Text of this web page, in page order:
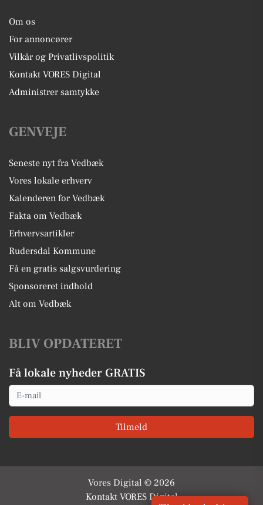
Om os
For annoncører
Vilkår og Privatlivspolitik
Kontakt VORES Digital
Administrer samtykke
GENVEJE
Seneste nyt fra Vedbæk
Vores lokale erhverv
Kalenderen for Vedbæk
Fakta om Vedbæk
Erhvervsartikler
Rudersdal Kommune
Få en gratis salgsvurdering
Sponsoreret indhold
Alt om Vedbæk
BLIV OPDATERET
Få lokale nyheder GRATIS
Email
Tilmeld
Vores Digital © 2026
Kontakt VORES Digital